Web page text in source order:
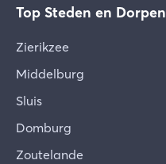
Top Steden en Dorpen
Zierikzee
Middelburg
Sluis
Domburg
Zoutelande